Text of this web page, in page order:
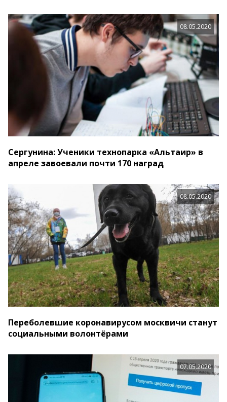
08.05.2020
Сергунина: Ученики технопарка «Альтаир» в
апреле завоевали почти 170 наград
08.05.2020
Переболевшие коронавирусом москвичи станут
социальными волонтёрами
07.05.2020